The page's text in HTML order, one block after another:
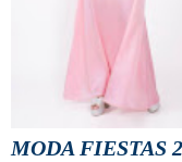
MODA FIESTAS